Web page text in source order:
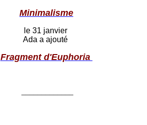
Minimalisme
le 31 janvier
Ada a ajouté
Fragment d'Euphoria